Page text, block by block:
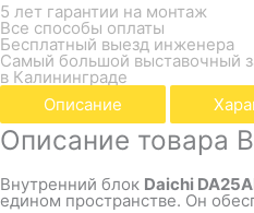
5 лет гарантии на монтаж
Все способы оплаты
Бесплатный выезд инженера
Самый большой выставочный
в Калининграде
Описание
Описание товара
Внутренний блок Daichi
едином пространстве. Он